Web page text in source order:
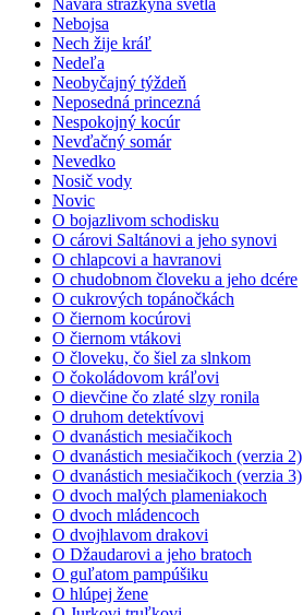
Nebojsa
Nech žije kráľ
Nedeľa
Neobyčajný týždeň
Neposedná princezná
Nespokojný kocúr
Nevďačný somár
Nevedko
Nosič vody
Novic
O bojazlivom schodisku
O cárovi Saltánovi a jeho synovi
O chlapcovi a havranovi
O chudobnom človeku a jeho dcére
O cukrových topánočkách
O čiernom kocúrovi
O čiernom vtákovi
O človeku, čo šiel za slnkom
O čokoládovom kráľovi
O dievčine čo zlaté slzy ronila
O druhom detektívovi
O dvanástich mesiačikoch
O dvanástich mesiačikoch (verzia 2)
O dvanástich mesiačikoch (verzia 3)
O dvoch malých plameniakoch
O dvoch mládencoch
O dvojhlavom drakovi
O Džaudarovi a jeho bratoch
O guľatom pampúšiku
O hlúpej žene